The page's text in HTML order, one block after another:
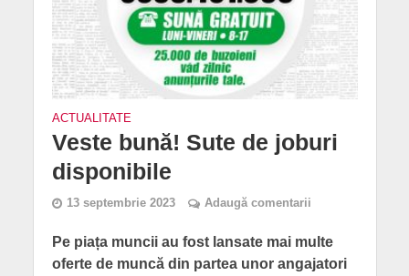
ACTUALITATE
Veste bună! Sute de joburi
disponibile
13 septembrie 2023 Adaugă comentarii
Pe piața muncii au fost lansate mai multe
oferte de muncă din partea unor angajatori